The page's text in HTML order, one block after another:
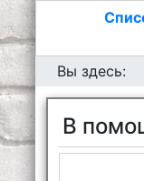
Вы здесь:
В